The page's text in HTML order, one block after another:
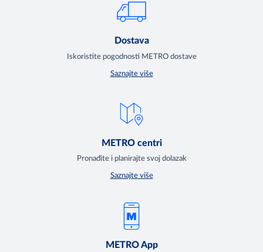
Dostava
Iskoristite pogodnosti METRO dostave
Saznajte više
METRO centri
Pronađite i planirajte svoj dolazak
Saznajte više
METRO App